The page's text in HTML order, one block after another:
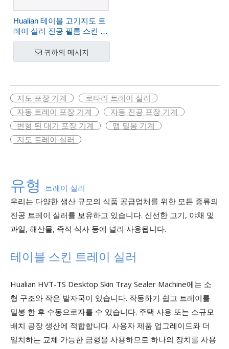
Hualian 테이블 고기지도 트
레이 실러 진공 필름 스킨 열
적 성형 포장 밀봉 기계
HVT-240ts귀하의 메시지
지도 포장 기계
로타리 트레이 실러
자동 트레이 포장 기계
자동 진공 포장 기계
변형 된 대기 포장 기계
맵 밀봉 기계
지도 트레이 실러
유형
트레이 실러
우리는 다양한 생산 규모의 식품 공급업체를 위한 모든 종류의
진공 트레이 실러를 보유하고 있습니다. 신선한 고기, 야채 및
과일, 해산물, 즉석 식사 등에 널리 사용됩니다.
테이블 스킨 트레이 실러
Hualian HVT-TS Desktop Skin Tray Sealer Machine에는 소
형 구조와 작은 발자국이 있습니다. 작동하기 쉽고 트레이를
밀봉 한 후 수동으로자를 수 있습니다. 주택 사용 또는 소규모
배치 공장 생산에 적합합니다. 사용자 제품 업그레이드와 더
일치하는 교체 가능한 금형을 사용하므로 하나의 장치를 사용